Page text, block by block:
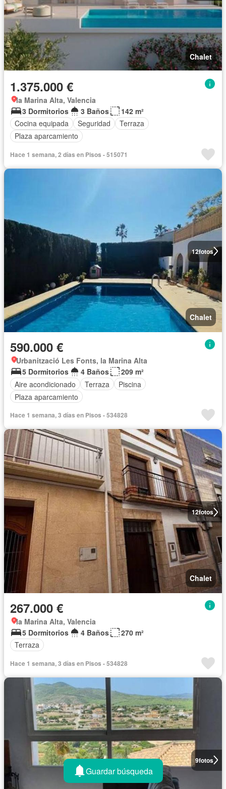
Chalet
1.375.000 €
la Marina Alta, Valencia
3 Dormitorios
3 Baños
142 m²
Cocina equipada
Seguridad
Terraza
Plaza aparcamiento
Hace 1 semana, 2 días en Pisos - 515071
12fotos
Chalet
590.000 €
Urbanització Les Fonts, la Marina Alta
5 Dormitorios
4 Baños
209 m²
Aire acondicionado
Terraza
Piscina
Plaza aparcamiento
Hace 1 semana, 3 días en Pisos - 534828
12fotos
Chalet
267.000 €
la Marina Alta, Valencia
5 Dormitorios
4 Baños
270 m²
Terraza
Hace 1 semana, 3 días en Pisos - 534828
9fotos
Guardar búsqueda